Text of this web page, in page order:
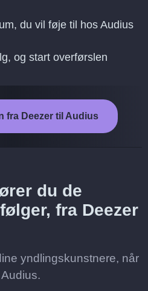
du vil føje til hos Audius
og start overførslen
fra Deezer til Audius
du de
fra Deezer
yndlingskunstnere, når